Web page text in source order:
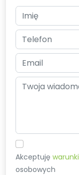
Akceptujęwarunki
osobowych